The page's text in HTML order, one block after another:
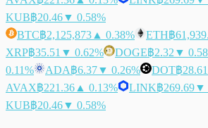
KUB฿20.46▼ 0.58%
BTC฿2,125,873 ▲ 0.38% ETH฿
XRP฿35.51 ▼ 0.62% DOGE฿2.32 ▼
0.11%
ADA฿6.37▼ 0.26% DOT฿28.61
AVAX฿221.36 ▲ 0.13% LINK฿269.69▼
KUB฿20.46▼ 0.58%